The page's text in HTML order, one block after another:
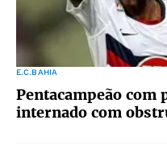
E.C.BAHIA
Pentacampeão com
internado com